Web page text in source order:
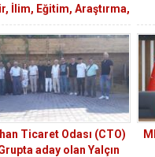
İlim, Eğitim, Araştırma,
Derneği Başkanı
İrfan Vural: Aleviler bu
sayısal bir güç ve
temel bir dinamiktir.
Ticaret Odası (CTO)
aday olan Yalçın